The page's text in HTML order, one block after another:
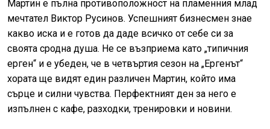
Мартин е пълна противоположност на пламенния млад
мечтател Виктор Русинов. Успешният бизнесмен знае
какво иска и е готов да даде всичко от себе си за
своята сродна душа. Не се възприема като „типичния
ерген“ и е убеден, че в четвъртия сезон на „Ергенът“
хората ще видят един различен Мартин, който има
сърце и силни чувства. Перфектният ден за него е
изпълнен с кафе, разходки, тренировки и новини.